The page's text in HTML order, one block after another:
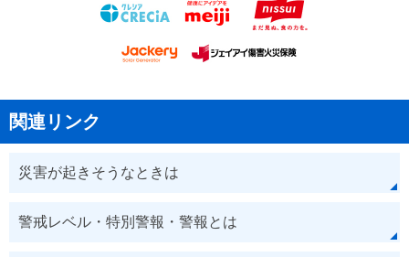
関連リンク
災害が起きそうなときは
警戒レベル・特別警報・警報とは